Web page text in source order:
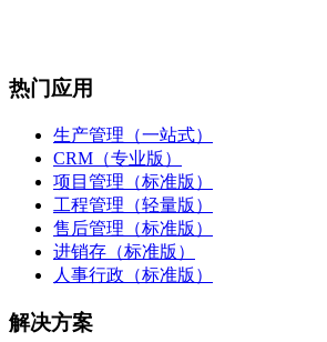
热门应用
生产管理（一站式）
CRM（专业版）
项目管理（标准版）
工程管理（轻量版）
售后管理（标准版）
进销存（标准版）
人事行政（标准版）
解决方案